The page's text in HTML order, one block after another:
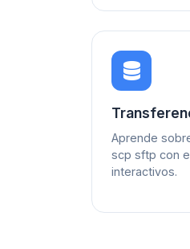
Aprende
scp sftp con
interactivos.